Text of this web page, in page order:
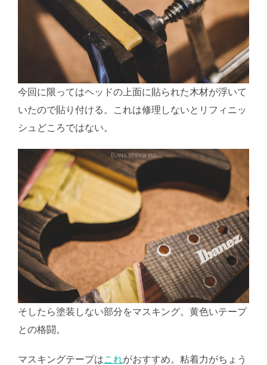
今回に限ってはヘッドの上面に貼られた木材が浮いて
いたので貼り付ける。これは修理しないとリフィニッ
シュどころではない。
そしたら塗装しない部分をマスキング。黄色いテープ
との格闘。
マスキングテープはこれがおすすめ。粘着力がちょう